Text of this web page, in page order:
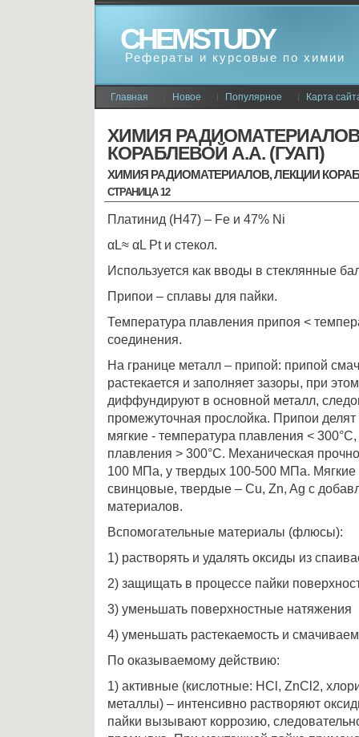
CHEMSTUDY
Рефераты и курсовые по химии
Главная Новое Популярное Карта
ХИМИЯ
КОРАБЛЕВОЙ А.А. (ГУАП)
ХИМИЯ РАДИОМАТЕРИАЛОВ, ЛЕКЦИИ
СТРАНИЦА 12
Платинид (Н47) – Fe и 47% Ni
αL≈ αL Pt и стекол.
Используется как вводы в стеклянные
Припои – сплавы для пайки.
Температура плавления припоя <
соединения.
На границе металл – припой: припой
растекается и заполняет зазоры, при
диффундируют в основной металл,
промежуточная прослойка. Припои
мягкие - температура плавления <
плавления > 300°С. Механическая
100 МПа, у твердых 100-500 МПа. Мягкие
свинцовые, твердые – Cu, Zn, Ag с
материалов.
Вспомогательные материалы (флюсы):
1) растворять и удалять оксиды из
2) защищать в процессе пайки
3) уменьшать поверхностные натяжения
4) уменьшать растекаемость и
По оказываемому действию:
1) активные (кислотные: HCl, ZnCl2,
металлы) – интенсивно растворяют
пайки вызывают коррозию,